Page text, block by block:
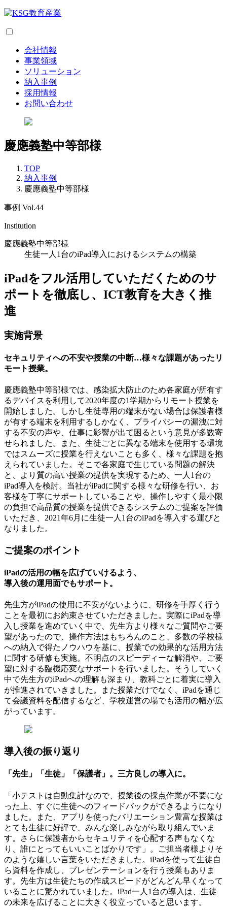
会社情報
事業領域
ソリューション
納入事例
採用情報
お問い合わせ
慶應義塾中等部様
TOP
納入事例
慶應義塾中等部様
事例 Vol.44
Institution
慶應義塾中等部様
生徒一人1台のiPad導入におけるシステムの構築
iPadをフル活用していただくためのサ
ポートを徹底し、ICT教育を大きく推
進
実施背景
セキュリティへの不安や授業の中断…様々な課題があったリ
モート授業。
慶應義塾中等部様では、感染拡大防止のため各家庭が所有す
るデバイスを利用して2020年度の1学期からリモート授業を
開始しました。しかし生徒専用の端末がない場合は保護者様
が有する端末を利用するしかなく、プライバシーの漏洩に対
する不安の声や、仕事に影響が出て困るという意見が多数寄
せられました。また、生徒ごとに異なる端末を使用する環境
ではスムーズに授業を行えないことも多く、様々な課題を抱
えられていました。そこで各家庭で生じている問題の解決
と、より質の高い授業の提供を実現するため、一人1台の
iPad導入を検討。当社がiPadに関する様々な研修を行い、お
客様を丁寧にサポートしていることや、操作しやすく最小限
の負担で高品質の授業を提供できるシステムのご提案を評価
いただき、2021年6月に生徒一人1台のiPadを導入する運びと
なりました。
ご提案のポイント
iPadの活用の幅を広げていけるよう、
導入後の運用面でもサポート。
先生方がiPadの使用に不安がないように、研修を手厚く行う
ことを最初にお約束させていただきました。実際にiPadを導
入し授業を進めていく中で、先生方より様々なご質問やご要
望があったので、操作方法はもちろんのこと、多数の学校様
への納入で得たノウハウを基に、授業での効果的な活用方法
に関する研修も実施。不明点のスピーディーな解消や、ご要
望に対する臨機応変なサポートを行いました。そうしていく
中で先生方のiPadへの理解も深まり、教科ごとに着実に導入
が推進されていきました。また授業だけでなく、iPadを通じ
て会議資料を配信するなど、学校運営の場でも活用の幅が広
がっています。
導入後の振り返り
「先生」「生徒」「保護者」。三方良しの導入に。
「小テストは自動集計なので、授業後の採点作業が不要にな
った上、すぐに生徒へのフィードバックができるようになり
ました。また、アプリを使ったバリエーション豊富な授業は
とても生徒に好評で、みんな楽しみながら取り組んでいま
す。さらに保護者からセキュリティを心配する声もなくな
り、誰にとってもいいことばかりです」。ご担当者様よりそ
のような嬉しい言葉をいただきました。iPadを使って生徒自
ら資料を作成し、プレゼンテーションを行う授業もありま
す。先生方は生徒たちの作成スピードがどんどん早くなって
いることに驚かれていました。iPad一人1台の導入は、生徒
の未来を広げることに大きく役立っていると思います。